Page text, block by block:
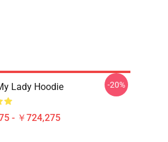
Lady Hoodie
- ￥724,275
-20%